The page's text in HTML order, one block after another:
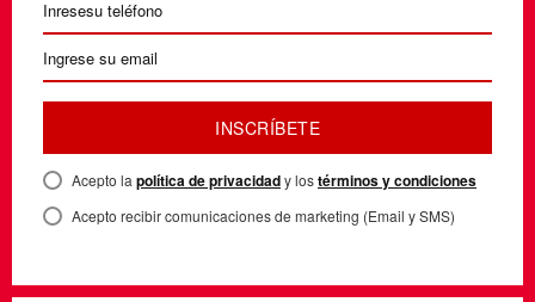
INSCRÍBETE
Acepto la política de privacidady lostérminos y condiciones
Acepto recibir comunicaciones de marketing (Email y SMS)